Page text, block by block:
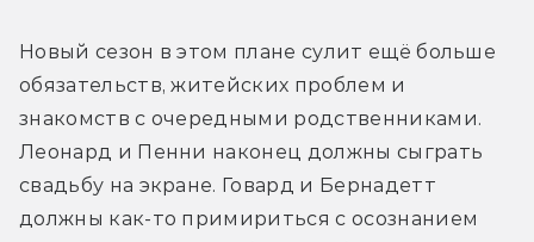
Новый сезон в этом плане сулит ещё больше
обязательств, житейских проблем и
знакомств с очередными родственниками.
Леонард и Пенни наконец должны сыграть
свадьбу на экране. Говард и Бернадетт
должны как-то примириться с осознанием